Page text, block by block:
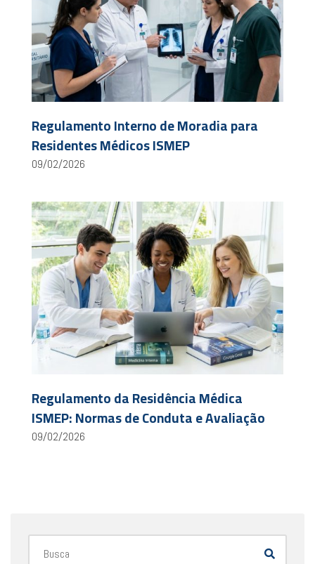
Regulamento Interno de Moradia para
Residentes Médicos ISMEP
09/02/2026
Regulamento da Residência Médica
ISMEP: Normas de Conduta e Avaliação
09/02/2026